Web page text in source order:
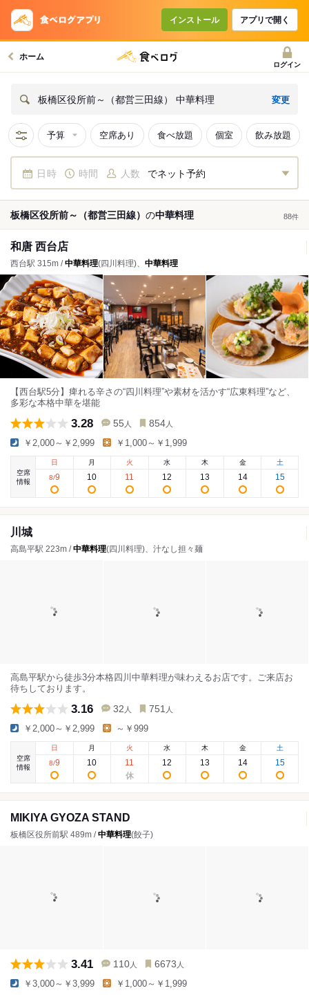
インストール アプリで開く
ホーム
ログイン
板橋区役所前～（都営三田線） 中華料理 変更
予算 空席あり 食べ放題 個室 飲み放題
日時 時間 人数 でネット予約
板橋区役所前～（都営三田線） の中華料理 88件
和唐 西台店
西台駅 315m /中華料理(四川料理)、 中華料理
【西台駅5分】痺れる辛さの“四川料理”や素材を活かす“広東料理”など、
多彩な本格中華を堪能
3.28 55 人 854 人
￥2,000～￥2,999 ￥1,000～￥1,999
空席
情報
日
8/9
月
10
火
11
水
12
木
13
金
14
土
15
川城
高島平駅 223m /中華料理(四川料理)、汁なし担々麺
高島平駅から徒歩3分本格四川中華料理が味わえるお店です。ご来店お
待ちしております。
3.16 32 人 751 人
￥2,000～￥2,999 ～￥999
空席
情報
日
8/9
月
10
火
11
水
12
木
13
金
14
土
15
MIKIYA GYOZA STAND
板橋区役所前駅 489m /中華料理(餃子)
3.41 110 人 6673 人
￥3,000～￥3,999 ￥1,000～￥1,999